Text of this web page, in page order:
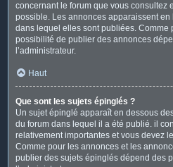
concernant le forum que vous consultez
possible. Les annonces apparaissent
dans lequel elles sont publiées.
possibilité de publier des annonces
l’administrateur.
Haut
Que sont les sujets épinglés ?
Un sujet épinglé apparaît en dessous
du forum dans lequel il a été publié. il
relativement importantes et vous devez
Comme pour les annonces et les
publier des sujets épinglés dépend des